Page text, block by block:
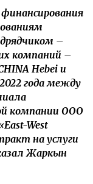
–
компаний –
Hebei и
года между
компании ООО
West
на услуги
Жаркын